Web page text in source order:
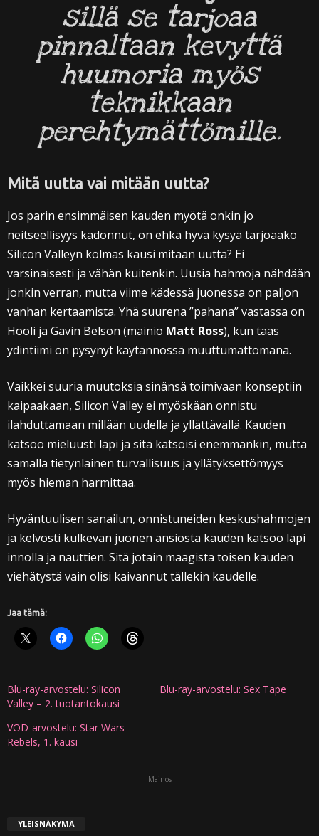
sillä se tarjoaa
pinnaltaan kevyttä
huumoria myös
teknikkaan
perehtymättömille.
Mitä uutta vai mitään uutta?
Jos parin ensimmäisen kauden myötä onkin jo
neitseellisyys kadonnut, on ehkä hyvä kysyä tarjoaako
Silicon Valleyn kolmas kausi mitään uutta? Ei
varsinaisesti ja vähän kuitenkin. Uusia hahmoja nähdään
jonkin verran, mutta viime kädessä juonessa on paljon
vanhan kertaamista. Yhä suurena ”pahana” vastassa on
Hooli ja Gavin Belson (mainio Matt Ross), kun taas
ydintiimi on pysynyt käytännössä muuttumattomana.
Vaikkei suuria muutoksia sinänsä toimivaan konseptiin
kaipaakaan, Silicon Valley ei myöskään onnistu
ilahduttamaan millään uudella ja yllättävällä. Kauden
katsoo mieluusti läpi ja sitä katsoisi enemmänkin, mutta
samalla tietynlainen turvallisuus ja yllätyksettömyys
myös hieman harmittaa.
Hyväntuulisen sanailun, onnistuneiden keskushahmojen
ja kelvosti kulkevan juonen ansiosta kauden katsoo läpi
innolla ja nauttien. Sitä jotain maagista toisen kauden
viehätystä vain olisi kaivannut tällekin kaudelle.
Jaa tämä:
Blu-ray-arvostelu: Silicon
Valley – 2. tuotantokausi
Blu-ray-arvostelu: Sex Tape
VOD-arvostelu: Star Wars
Rebels, 1. kausi
Mainos
YLEISNÄKYMÄ